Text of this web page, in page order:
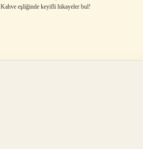
Kahve eşliğinde keyifli hikayeler bul!